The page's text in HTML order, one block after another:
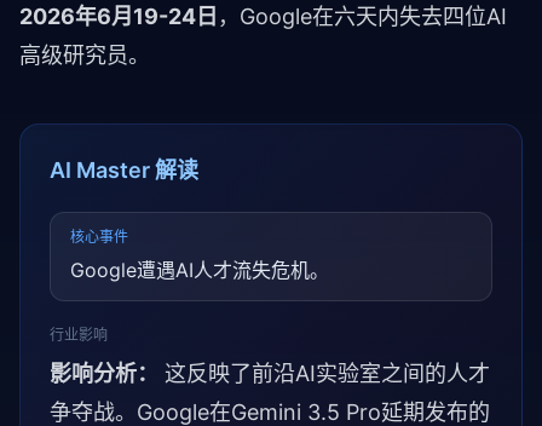
2026年6月19-24日 ，Google在六天内失去四位AI
高级研究员。
AI Master 解读
核心事件
Google遭遇AI人才流失危机。
行业影响
影响分析：
这反映了前沿AI实验室之间的人才
争夺战。Google在Gemini 3.5 Pro延期发布的